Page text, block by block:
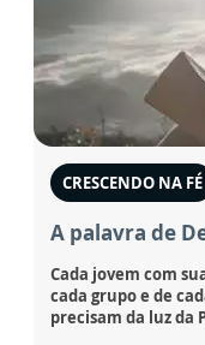
CRESCENDO NA FÉ
A palavra de
Cada jovem com
cada grupo e de
precisam da luz da